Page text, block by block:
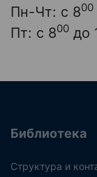
Пн-Чт: с 800
Пт: с 800 до
Библиотека
Структура и